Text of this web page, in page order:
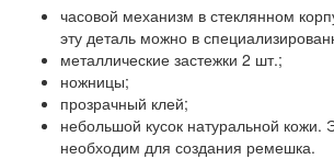
часовой механизм в стеклянном
эту деталь можно в
металлические застежки 2 шт.;
ножницы;
прозрачный клей;
небольшой кусок натуральной кожи.
необходим для создания ремешка.